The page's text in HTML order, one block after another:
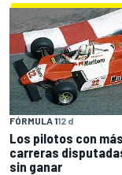
FÓRMULA 112 d
Los pilotos con más
carreras
sin ganar